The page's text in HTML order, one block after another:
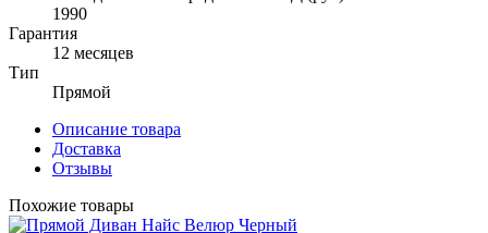
1990
Гарантия
12 месяцев
Тип
Прямой
Описание товара
Доставка
Отзывы
Похожие товары